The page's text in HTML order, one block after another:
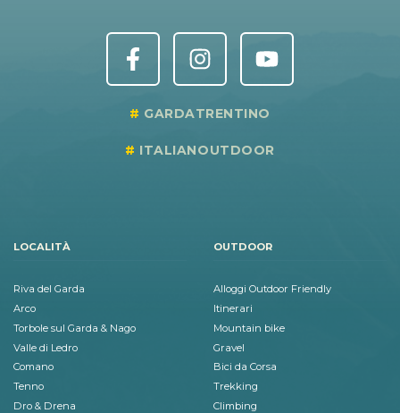
GARDATRENTINO
ITALIANOUTDOOR
LOCALITÀ
Riva del Garda
Arco
Torbole sul Garda & Nago
Valle di Ledro
Comano
Tenno
Dro & Drena
OUTDOOR
Alloggi Outdoor Friendly
Itinerari
Mountain bike
Gravel
Bici da Corsa
Trekking
Climbing